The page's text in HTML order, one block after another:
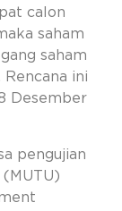
calon
saham
saham
ini
Desember
pengujian